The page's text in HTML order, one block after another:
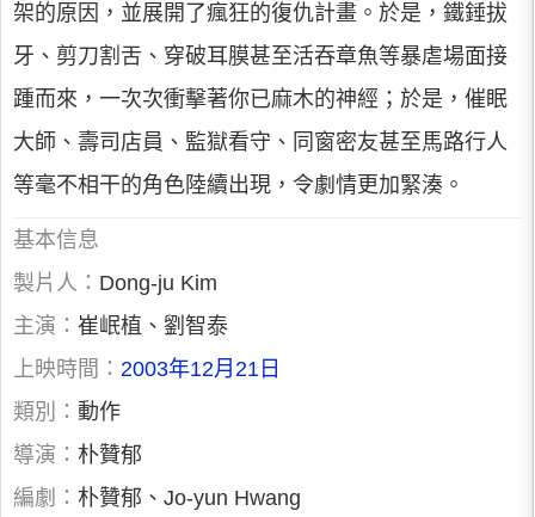
架的原因，並展開了瘋狂的復仇計畫。於是，鐵錘拔
牙、剪刀割舌、穿破耳膜甚至活吞章魚等暴虐場面接
踵而來，一次次衝擊著你已麻木的神經；於是，催眠
大師、壽司店員、監獄看守、同窗密友甚至馬路行人
等毫不相干的角色陸續出現，令劇情更加緊湊。
基本信息
製片人： Dong-ju Kim
主演： 崔岷植、劉智泰
上映時間： 2003年12月21日
類別： 動作
導演： 朴贊郁
編劇： 朴贊郁、Jo-yun Hwang